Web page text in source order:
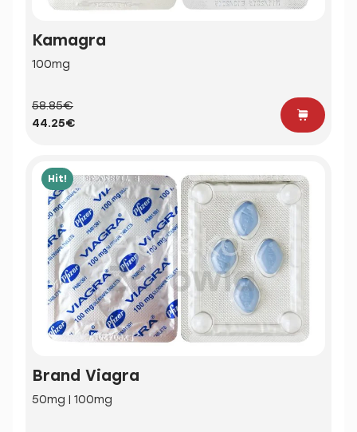
Kamagra
100mg
58.85€
44.25€
Hit!
Brand Viagra
50mg | 100mg